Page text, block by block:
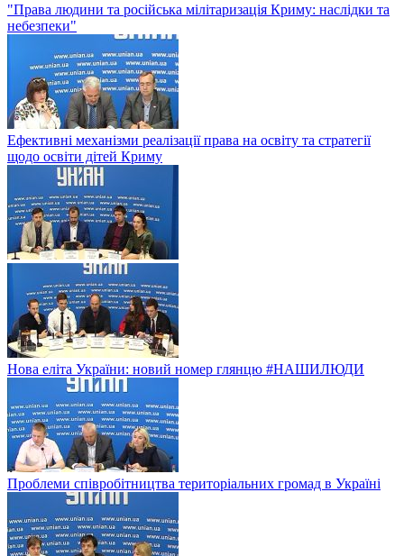
"Права людини та російська мілітаризація Криму: наслідки та
небезпеки"
Ефективні механізми реалізації права на освіту та стратегії
щодо освіти дітей Криму
Нова еліта України: новий номер глянцю #НАШИЛЮДИ
Проблеми співробітництва територіальних громад в Україні